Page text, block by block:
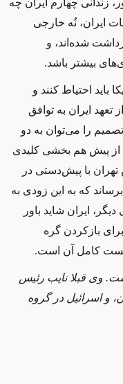
زندانی چهارم ایران چه
ایران، نُه خارجی
شده‌اند، و
بیشتر باشد.
احتیاط کنند و
تعهد ایران به توافق
را می‌توان به دو
از پیش هم بخشی کلیدی
با پیش‌دستی در
که به این زودی به
ایران شاید باور
بازکردن گره
کامل آن است.
وی قبلا نایب رئیس
و اسرائیل در گروه